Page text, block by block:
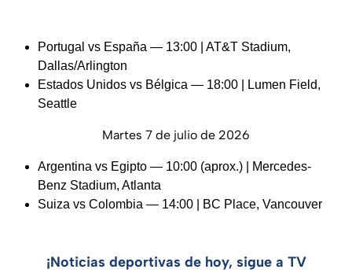
Portugal vs España — 13:00 | AT&T Stadium,
Dallas/Arlington
Estados Unidos vs Bélgica — 18:00 | Lumen Field,
Seattle
Martes 7 de julio de 2026
Argentina vs Egipto — 10:00 (aprox.) | Mercedes-
Benz Stadium, Atlanta
Suiza vs Colombia — 14:00 | BC Place, Vancouver
¡Noticias deportivas de hoy, sigue a TV